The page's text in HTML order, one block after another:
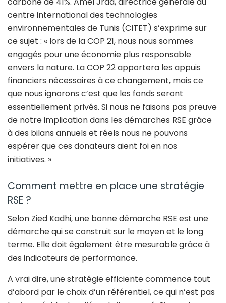
centre international des technologies
environnementales de Tunis (CITET) s’exprime sur
ce sujet : « lors de la COP 21, nous nous sommes
engagés pour une économie plus responsable
envers la nature. La COP 22 apportera les appuis
financiers nécessaires à ce changement, mais ce
que nous ignorons c’est que les fonds seront
essentiellement privés. Si nous ne faisons pas preuve
de notre implication dans les démarches RSE grâce
à des bilans annuels et réels nous ne pouvons
espérer que ces donateurs aient foi en nos
initiatives. »
Comment mettre en place une stratégie
RSE ?
Selon Zied Kadhi, une bonne démarche RSE est une
démarche qui se construit sur le moyen et le long
terme. Elle doit également être mesurable grâce à
des indicateurs de performance.
A vrai dire, une stratégie efficiente commence tout
d’abord par le choix d’un référentiel, ce qui n’est pas